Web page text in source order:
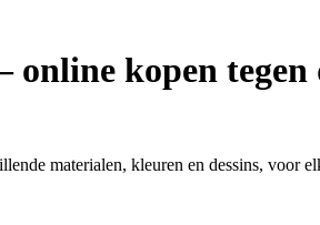
kopen tegen
materialen, kleuren en dessins, voor